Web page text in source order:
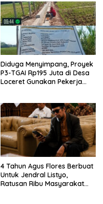
Diduga Menyimpang, Proyek
P3-TGAI Rp195 Juta di Desa
Loceret Gunakan Pekerja
4 Tahun Agus Flores Berbuat
Untuk Jendral Listyo,
Ratusan Ribu Masyarakat